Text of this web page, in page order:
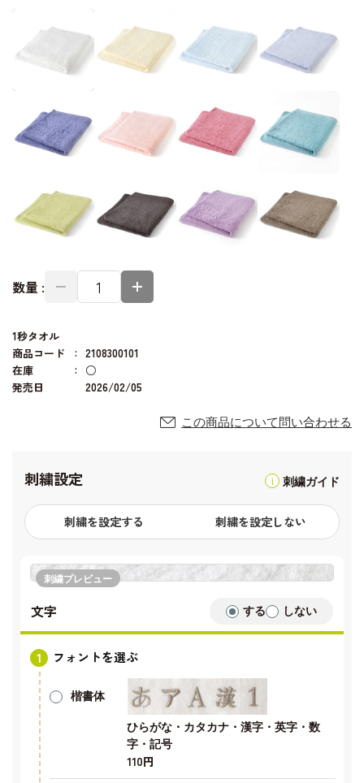
数量 :
1秒タオル
商品コード
2108300101
在庫
○
発売日
2026/02/05
この商品について問い合わせる
刺繍設定 刺繍ガイド
刺繍を設定する 刺繍を設定しない
刺繍プレビュー
文字 する しない
フォントを選ぶ
楷書体
ひらがな・カタカナ・漢字・英字・数
字・記号
110円